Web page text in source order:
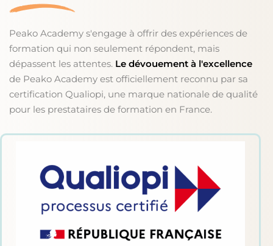
Thinking
PLAY®
Peako Academy s'engage à offrir des expériences de
formation qui non seulement répondent, mais
dépassent les attentes. Le dévouement à l'excellence
de Peako Academy est officiellement reconnu par sa
certification Qualiopi, une marque nationale de qualité
pour les prestataires de formation en France.
Remember me